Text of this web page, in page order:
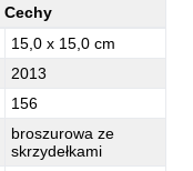
Cechy
15,0 x 15,0 cm
2013
156
broszurowa ze
skrzydełkami